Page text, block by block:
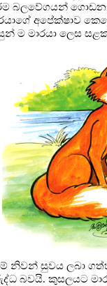
බලවේගයන්
අපේක්ෂාව
මාරයා ලෙස
නිවන් සුවය ලබා
බවයි. කුසලයට